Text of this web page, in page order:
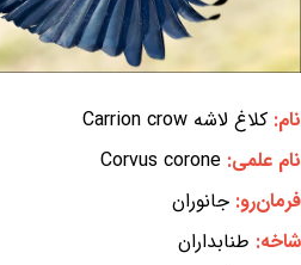
نام: کلاغ لاشه Carrion crow
نام علمی: Corvus corone
فرمان‌رو: جانوران
شاخه: طنابداران